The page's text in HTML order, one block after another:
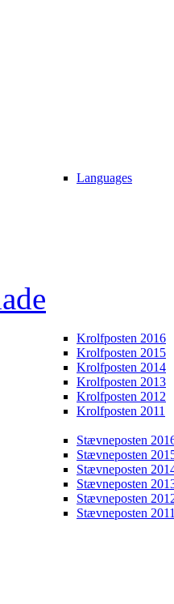
Languages
Krolfposten 2016
Krolfposten 2015
Krolfposten 2014
Krolfposten 2013
Krolfposten 2012
Krolfposten 2011
Stævneposten
Stævneposten
Stævneposten
Stævneposten
Stævneposten
Stævneposten